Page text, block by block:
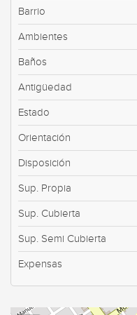
Barrio
Ambientes
Baños
Antigüedad
Estado
Orientación
Disposición
Sup. Propia
Sup. Cubierta
Sup. Semi Cubierta
Expensas